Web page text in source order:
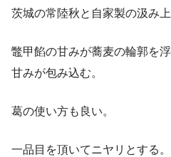
茨城の常陸秋と自家製の汲み上
鼈甲餡の甘みが蕎麦の輪郭を
甘みが包み込む。
葛の使い方も良い。
一品目を頂いてニヤリとする。